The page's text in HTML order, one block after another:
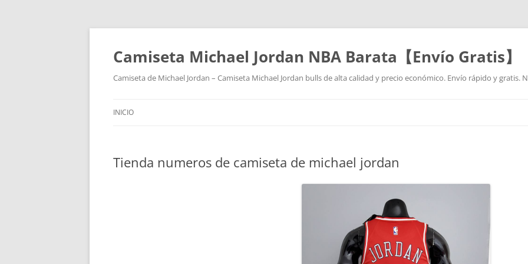
Camiseta Michael Jordan NBA Barata【Envío Gratis】
Camiseta de Michael Jordan – Camiseta Michael Jordan bulls de alta calidad y precio económico. Envío rápido y
INICIO
Tienda numeros de camiseta de michael jordan